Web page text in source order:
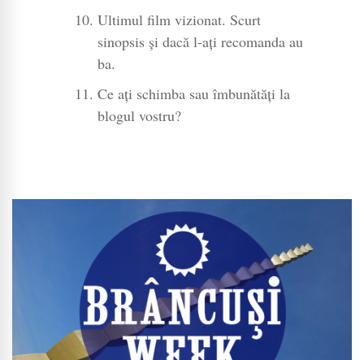
Ultimul film vizionat. Scurt
sinopsis și dacă l-ați recomanda au
ba.
Ce ați schimba sau îmbunătăți la
blogul vostru?